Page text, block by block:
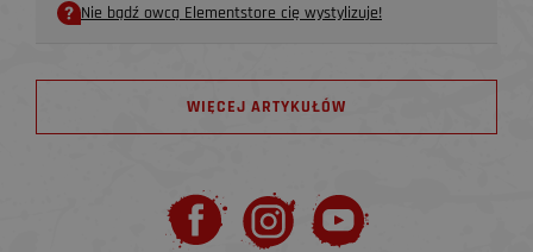
Nie bądź owcą Elementstore cię wystylizuje!
WIĘCEJ ARTYKUŁÓW